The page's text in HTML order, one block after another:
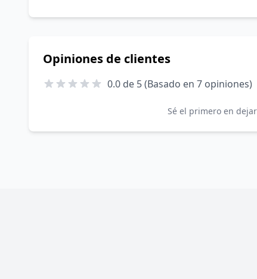
Opiniones de clientes
0.0 de 5 (Basado en 7 opiniones)
Sé el primero en